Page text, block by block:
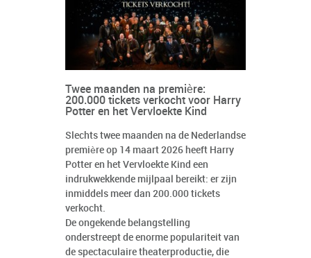
Twee maanden na première:
200.000 tickets verkocht voor Harry
Potter en het Vervloekte Kind
Slechts twee maanden na de Nederlandse
première op 14 maart 2026 heeft Harry
Potter en het Vervloekte Kind een
indrukwekkende mijlpaal bereikt: er zijn
inmiddels meer dan 200.000 tickets
verkocht.
De ongekende belangstelling
onderstreept de enorme populariteit van
de spectaculaire theaterproductie, die